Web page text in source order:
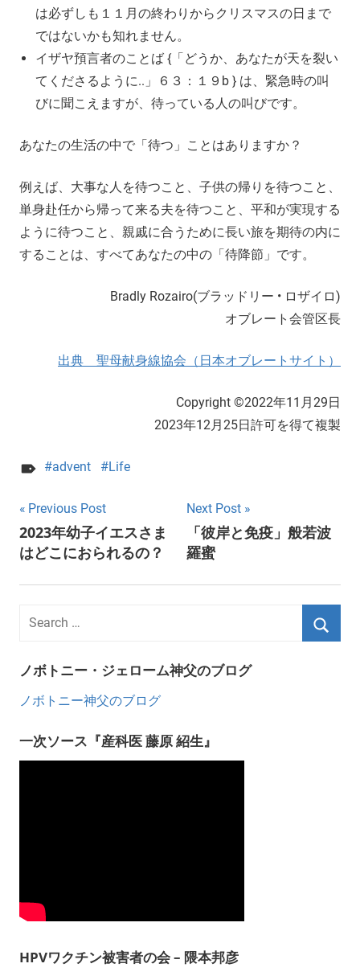
は必ずしも１１月の終わりからクリスマスの日まで
ではないかも知れません。
イザヤ預言者のことば {「どうか、あなたが天を裂い
てくださるように..」６３：１９b } は、緊急時の叫
びに聞こえますが、待っている人の叫びです。
あなたの生活の中で「待つ」ことはありますか？
例えば、大事な人を待つこと、子供の帰りを待つこと、
単身赴任から帰って来る夫を待つこと、平和が実現する
ように待つこと、親戚に合うために長い旅を期待の内に
することは、すべてあなたの中の「待降節」です。
Bradly Rozairo(ブラッドリー • ロザイロ)
オブレート会管区長
出典 聖母献身線協会（日本オブレートサイト）
Copyright ©2022年11月29日
2023年12月25日許可を得て複製
advent Life
Post
navigation
Previous Post
2023年幼子イエスさま
はどこにおられるの？
Next Post
「彼岸と免疫」般若波
羅蜜
ノボトニー・ジェローム神父のブログ
ノボトニー神父のブログ
一次ソース『産科医 藤原 紹生』
HPVワクチン被害者の会 – 隈本邦彦